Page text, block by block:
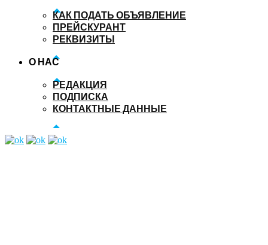
КАК ПОДАТЬ ОБЪЯВЛЕНИЕ
ПРЕЙСКУРАНТ
РЕКВИЗИТЫ
О НАС
РЕДАКЦИЯ
ПОДПИСКА
КОНТАКТНЫЕ ДАННЫЕ